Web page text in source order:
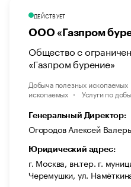
ДЕЙСТВУЕТ
ООО «Газпром
Общество с
«Газпром бурение»
Добыча полезных ископаемых
ископаемых
Услуги по
Генеральный Директор:
Огородов Алексей
Юридический адрес:
г. Москва, вн.тер. г.
Черемушки, ул.